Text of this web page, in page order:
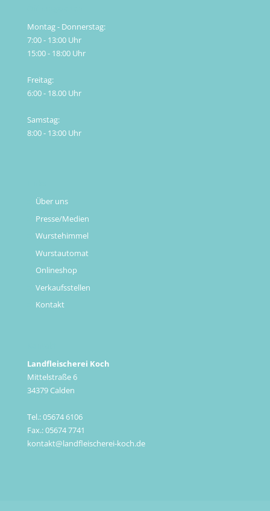
Montag - Donnerstag:
7:00 - 13:00 Uhr
15:00 - 18:00 Uhr
Freitag:
6:00 - 18.00 Uhr
Samstag:
8:00 - 13:00 Uhr
Über uns
Presse/Medien
Wurstehimmel
Wurstautomat
Onlineshop
Verkaufsstellen
Kontakt
Landfleischerei Koch
Mittelstraße 6
34379 Calden
Tel.: 05674 6106
Fax.: 05674 7741
kontakt@landfleischerei-koch.de